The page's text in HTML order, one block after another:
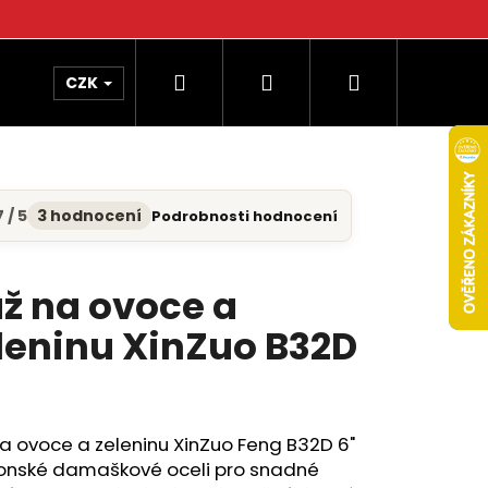
CZK Hledat PřihlášeníNákupní
/ 5 3 hodnocení Podrobnosti hodnocení
na ovoce a
XinZuo B32D
ovoce a zeleninu XinZuo Feng B32D 6"
damaškové oceli pro snadné